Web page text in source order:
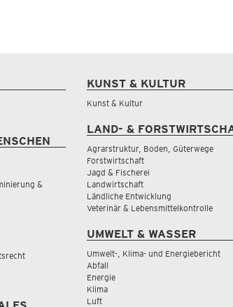
&
KUNST & KULTUR
Kunst & Kultur
LAND- &
Agrarstruktur, Boden, Güterwege
Forstwirtschaft
Jagd & Fischerei
Landwirtschaft
Ländliche Entwicklung
Veterinär & Lebensmittelkontrolle
UMWELT & WASSER
Umwelt-, Klima- und Energiebericht
Abfall
Energie
Klima
Luft